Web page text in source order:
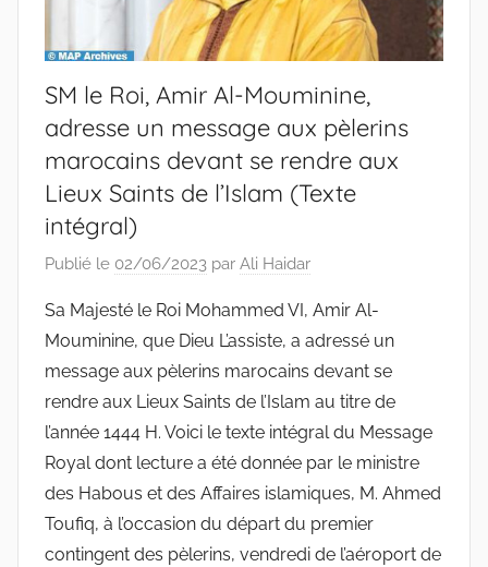
SM le Roi, Amir Al-Mouminine,
adresse un message aux pèlerins
marocains devant se rendre aux
Lieux Saints de l’Islam (Texte
intégral)
Publié le 02/06/2023 par Ali Haidar
Sa Majesté le Roi Mohammed VI, Amir Al-
Mouminine, que Dieu L’assiste, a adressé un
message aux pèlerins marocains devant se
rendre aux Lieux Saints de l’Islam au titre de
l’année 1444 H. Voici le texte intégral du Message
Royal dont lecture a été donnée par le ministre
des Habous et des Affaires islamiques, M. Ahmed
Toufiq, à l’occasion du départ du premier
contingent des pèlerins, vendredi de l’aéroport de